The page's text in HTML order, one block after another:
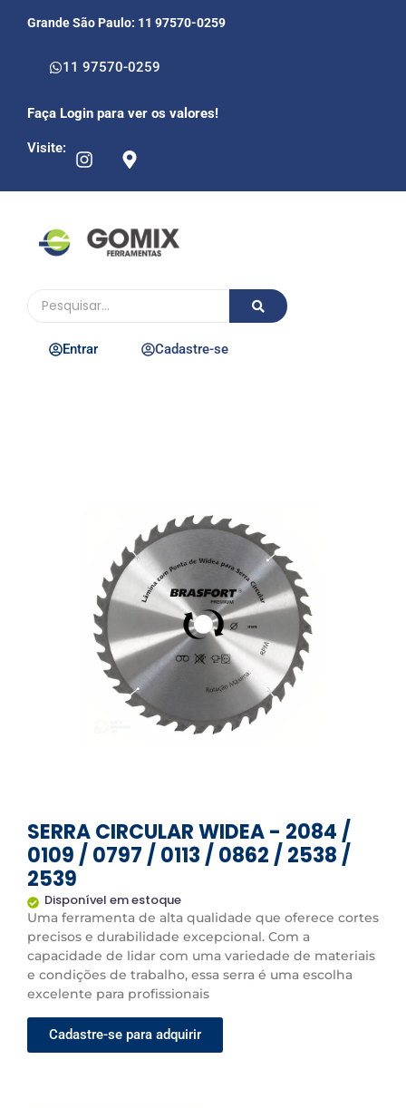
Grande São Paulo: 11 97570-0259
11 97570-0259
Faça Login para ver os valores!
Visite:
Entrar Cadastre-se
SERRA CIRCULAR WIDEA - 2084 /
0109 / 0797 / 0113 / 0862 / 2538 /
2539
Disponível em estoque
Uma ferramenta de alta qualidade que oferece cortes
precisos e durabilidade excepcional. Com a
capacidade de lidar com uma variedade de materiais
e condições de trabalho, essa serra é uma escolha
excelente para profissionais
Cadastre-se para adquirir